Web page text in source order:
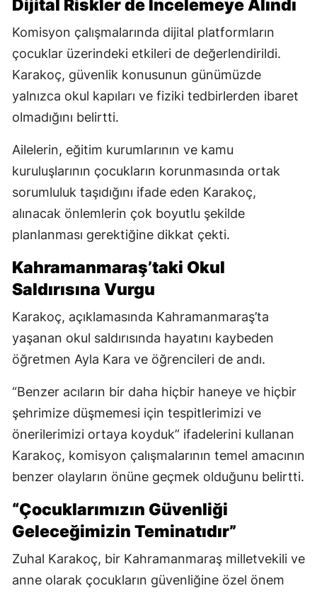
Dijital Riskler de İncelemeye Alındı
Komisyon çalışmalarında dijital platformların
çocuklar üzerindeki etkileri de değerlendirildi.
Karakoç, güvenlik konusunun günümüzde
yalnızca okul kapıları ve fiziki tedbirlerden ibaret
olmadığını belirtti.
Ailelerin, eğitim kurumlarının ve kamu
kuruluşlarının çocukların korunmasında ortak
sorumluluk taşıdığını ifade eden Karakoç,
alınacak önlemlerin çok boyutlu şekilde
planlanması gerektiğine dikkat çekti.
Kahramanmaraş’taki Okul
Saldırısına Vurgu
Karakoç, açıklamasında Kahramanmaraş’ta
yaşanan okul saldırısında hayatını kaybeden
öğretmen Ayla Kara ve öğrencileri de andı.
“Benzer acıların bir daha hiçbir haneye ve hiçbir
şehrimize düşmemesi için tespitlerimizi ve
önerilerimizi ortaya koyduk” ifadelerini kullanan
Karakoç, komisyon çalışmalarının temel amacının
benzer olayların önüne geçmek olduğunu belirtti.
“Çocuklarımızın Güvenliği
Geleceğimizin Teminatıdır”
Zuhal Karakoç, bir Kahramanmaraş milletvekili ve
anne olarak çocukların güvenliğine özel önem